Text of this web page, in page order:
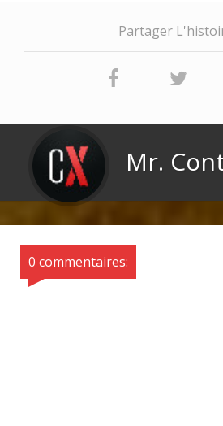
Partager
Mr.
0 commentaires: